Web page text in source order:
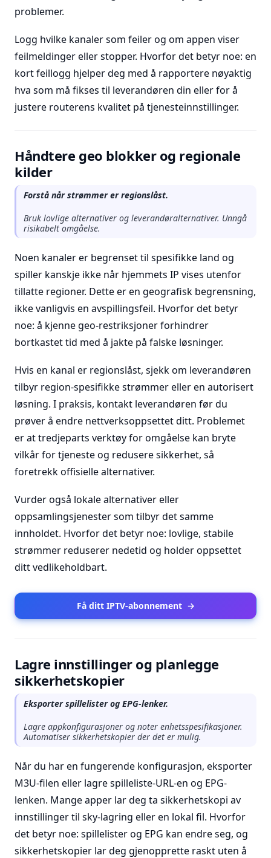
problemer.
Logg hvilke kanaler som feiler og om appen viser
feilmeldinger eller stopper. Hvorfor det betyr noe: en
kort feillogg hjelper deg med å rapportere nøyaktig
hva som må fikses til leverandøren din eller for å
justere routerens kvalitet på tjenesteinnstillinger.
Håndtere geo blokker og regionale
kilder
Forstå når strømmer er regionslåst.
Bruk lovlige alternativer og leverandøralternativer. Unngå
risikabelt omgåelse.
Noen kanaler er begrenset til spesifikke land og
spiller kanskje ikke når hjemmets IP vises utenfor
tillatte regioner. Dette er en geografisk begrensning,
ikke vanligvis en avspillingsfeil. Hvorfor det betyr
noe: å kjenne geo-restriksjoner forhindrer
bortkastet tid med å jakte på falske løsninger.
Hvis en kanal er regionslåst, sjekk om leverandøren
tilbyr region-spesifikke strømmer eller en autorisert
løsning. I praksis, kontakt leverandøren før du
prøver å endre nettverksoppsettet ditt. Problemet
er at tredjeparts verktøy for omgåelse kan bryte
vilkår for tjeneste og redusere sikkerhet, så
foretrekk offisielle alternativer.
Vurder også lokale alternativer eller
oppsamlingsjenester som tilbyr det samme
innholdet. Hvorfor det betyr noe: lovlige, stabile
strømmer reduserer nedetid og holder oppsettet
ditt vedlikeholdbart.
Få ditt IPTV-abonnement →
Lagre innstillinger og planlegge
sikkerhetskopier
Eksporter spillelister og EPG-lenker.
Lagre appkonfigurasjoner og noter enhetsspesifikasjoner.
Automatiser sikkerhetskopier der det er mulig.
Når du har en fungerende konfigurasjon, eksporter
M3U-filen eller lagre spilleliste-URL-en og EPG-
lenken. Mange apper lar deg ta sikkerhetskopi av
innstillinger til sky-lagring eller en lokal fil. Hvorfor
det betyr noe: spillelister og EPG kan endre seg, og
sikkerhetskopier lar deg gjenopprette raskt uten å